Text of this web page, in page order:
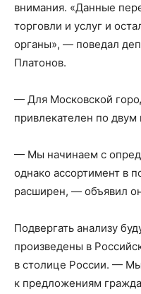
внимания. «Данные
торговли и услуг и
органы», — поведал
Платонов.
— Для Московской
привлекателен по
— Мы начинаем с
однако ассортимент в
расширен, — объявил
Подвергать анализу
произведены в
в столице России. —
к предложениям